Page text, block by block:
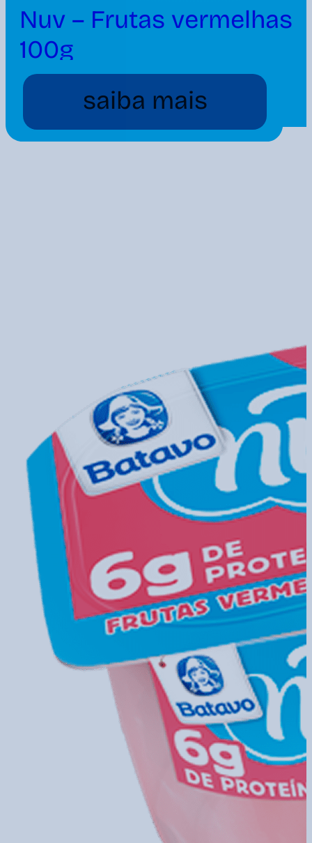
Nuv – Frutas vermelhas
100g
saiba mais